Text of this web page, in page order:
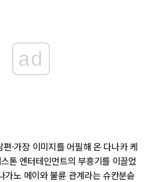
ad
·가장 이미지를 어필해 온 다나카 케
톤 엔터테인먼트의 부흥기를 이끌었
가노 메이와 불륜 관계라는 슈칸분슌